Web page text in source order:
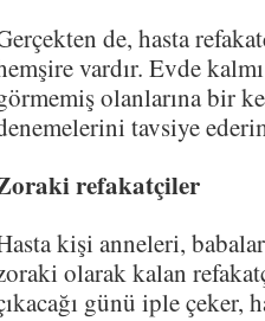
de, hasta
vardır. Evde
olanlarına bir
tavsiye
refakatçiler
kişi anneleri,
olarak kalan
günü iple çeker,